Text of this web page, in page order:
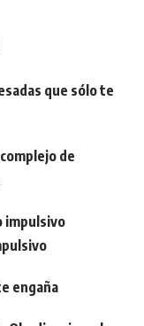
que sólo te
de
impulsivo
engaña